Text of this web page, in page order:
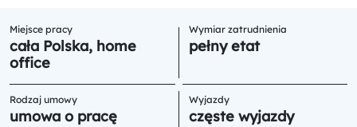
Miejsce pracy
cała Polska, home
office
Wymiar zatrudnienia
pełny etat
Rodzaj umowy
umowa o pracę
Wyjazdy
częste wyjazdy